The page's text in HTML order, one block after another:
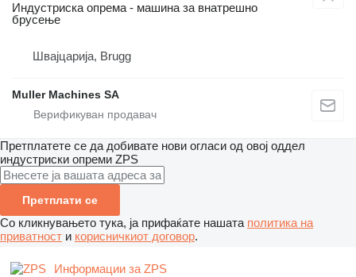
Индустриска опрема - машина за внатрешно
брусење
Швајцарија, Brugg
Muller Machines SA
Претплатете се да добивате нови огласи од овој оддел
индустриски опреми ZPS
Претплати се
Со кликнувањето тука, ја прифаќате нашата политика на
приватност и корисничкиот договор.
Информации за ZPS